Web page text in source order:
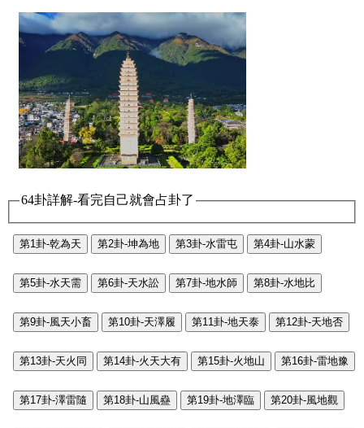
64卦詳解-看完自己就會占卦了
第1卦-乾為天 第2卦-坤為地 第3卦-水雷屯 第4卦-山水蒙
第5卦-水天需 第6卦-天水訟 第7卦-地水師 第8卦-水地比
第9卦-風天小畜 第10卦-天澤履 第11卦-地天泰 第12卦-天地否
第13卦-天火同 第14卦-火天大有 第15卦-火地山 第16卦-雷地豫
第17卦-澤雷隨 第18卦-山風蠱 第19卦-地澤臨 第20卦-風地觀